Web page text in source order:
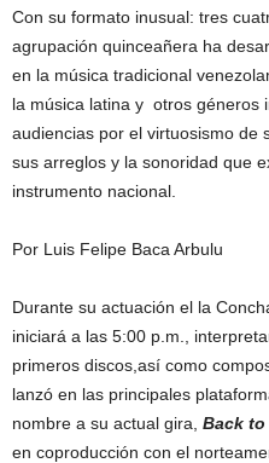
Con su formato inusual: tres
agrupación quinceañera ha
en la música tradicional
la música latina y otros géneros
audiencias por el virtuosismo de
sus arreglos y la sonoridad que
instrumento nacional.
Por Luis Felipe Baca Arbulu
Durante su actuación el la
iniciará a las 5:00 p.m.,
primeros discos,así como
lanzó en las principales
nombre a su actual gira, Back to
en coproducción con el